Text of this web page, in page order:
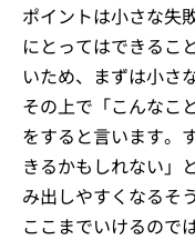
ポイントは小さな失
にとってはできるこ
いため、まずは小さ
その上で「こんなこ
をすると言います。
きるかもしれない」
み出しやすくなるそ
ここまでいけるので